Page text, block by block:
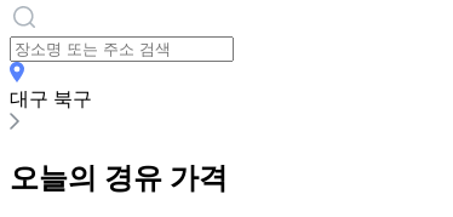
대구 북구
오늘의 경유 가격